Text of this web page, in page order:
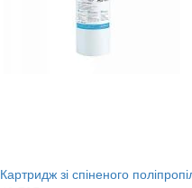
Картридж зі спіненого